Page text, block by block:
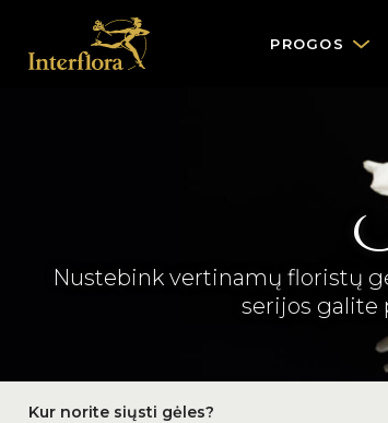
PROGOS
Nustebink vertinamų floristų
serijos galite
Kur norite siųsti gėles?